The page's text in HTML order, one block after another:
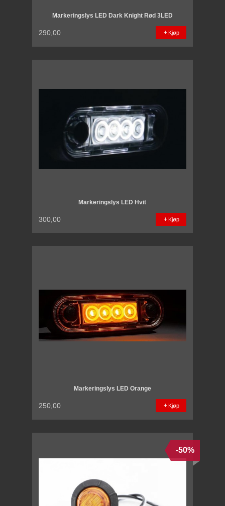
Markeringslys LED Dark Knight Rød 3LED
290,00 Kjøp
Markeringslys LED Hvit
300,00 Kjøp
Markeringslys LED Orange
250,00 Kjøp
-50%